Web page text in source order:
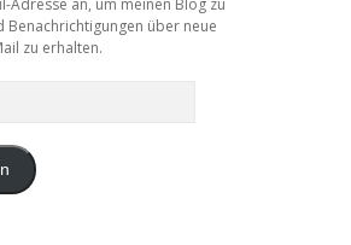
Adresse an, um meinen Blog zu
Benachrichtigungen über neue
zu erhalten.